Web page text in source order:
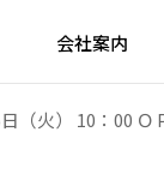
会社案内
（火） 10：00 Ｏ